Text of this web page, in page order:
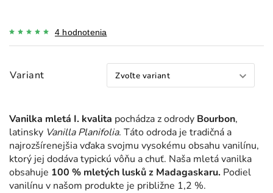
4 hodnotenia
Variant
Vanilka mletá I. kvalita pochádza z odrody Bourbon,
latinsky Vanilla Planifolia. Táto odroda je tradičná a
najrozšírenejšia vďaka svojmu vysokému obsahu vanilínu,
ktorý jej dodáva typickú vôňu a chuť. Naša mletá vanilka
obsahuje 100 % mletých lusků z Madagaskaru. Podiel
vanilínu v našom produkte je približne 1,2 %.